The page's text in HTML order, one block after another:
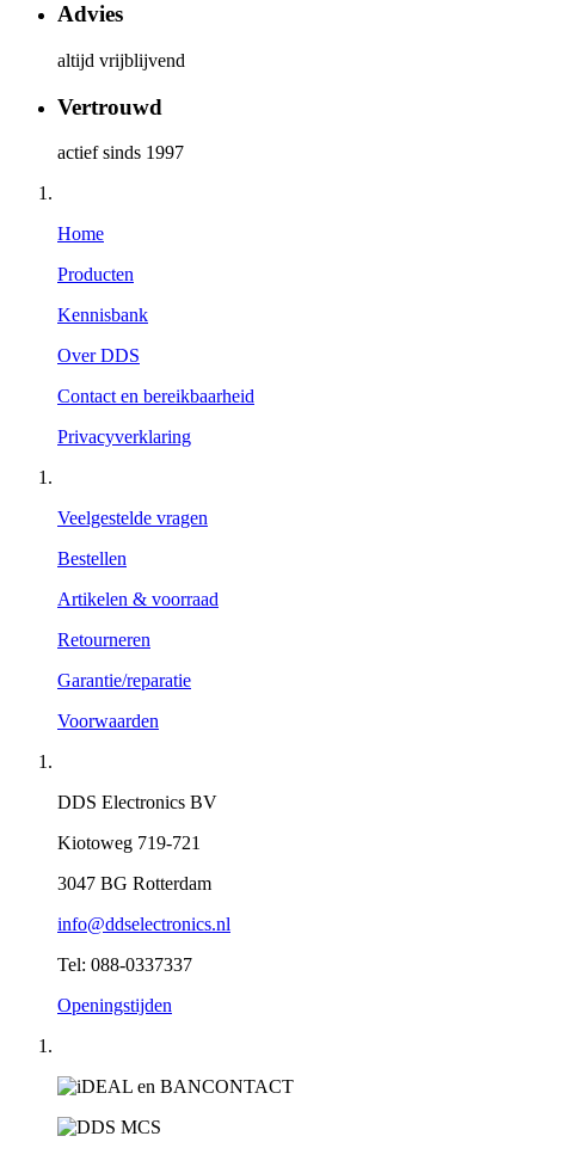
Advies
altijd vrijblijvend
Vertrouwd
actief sinds 1997
Home
Producten
Kennisbank
Over DDS
Contact en bereikbaarheid
Privacyverklaring
Veelgestelde vragen
Bestellen
Artikelen & voorraad
Retourneren
Garantie/reparatie
Voorwaarden
DDS Electronics BV
Kiotoweg 719-721
3047 BG Rotterdam
info@ddselectronics.nl
Tel: 088-0337337
Openingstijden